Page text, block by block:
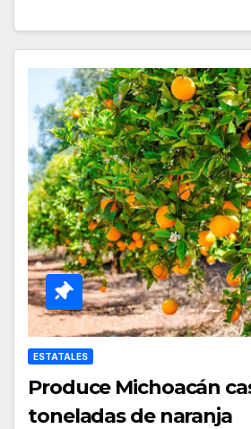
ESTATALES
Produce Michoacán
toneladas de naranja